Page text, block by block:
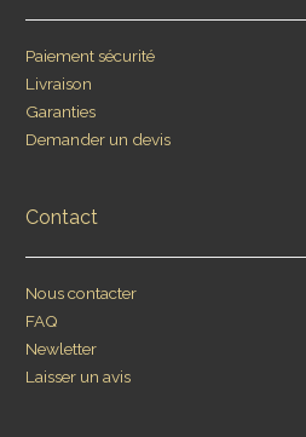
Paiement sécurité
Livraison
Garanties
Demander un devis
Contact
Nous contacter
FAQ
Newletter
Laisser un avis